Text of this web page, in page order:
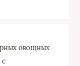
овощных
с